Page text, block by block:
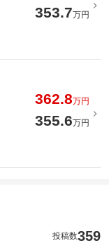
353.7万円
362.8万円
355.6万円
投稿数359